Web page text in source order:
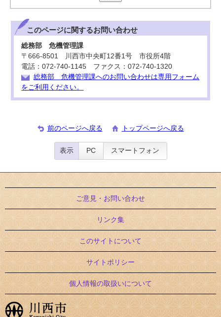
このページに関するお問い合わせ
総務部 危機管理課
〒666-8501 川西市中央町12番1号 市役所4階
電話：072-740-1145 ファクス：072-740-1320
総務部 危機管理課へのお問い合わせは専用フォーム
をご利用ください。
前のページへ戻る トップページへ戻る
表示 PC スマートフォン
ご意見・お問い合わせ
リンク集
このサイトについて
サイトポリシー
個人情報の取扱いについて